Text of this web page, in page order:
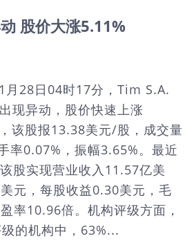
股价大涨5.11%
月28日04时17分，Tim S.A.
现异动，股价快速上涨
该股报13.38美元/股，成交量
率0.07%，振幅3.65%。最近
股实现营业收入11.57亿美
元，每股收益0.30美元，毛
率10.96倍。机构评级方面，
的机构中，63%...